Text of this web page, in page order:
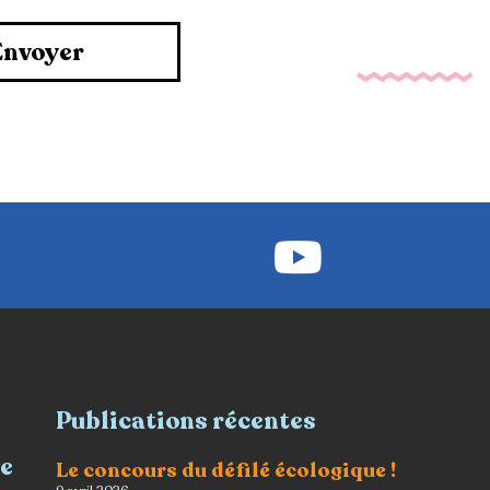
Publications récentes
Le concours du défilé écologique !